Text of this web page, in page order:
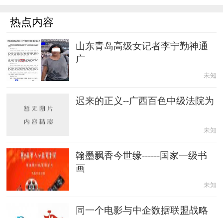
热点内容
山东青岛高级女记者李宁勤神通
广
未知
迟来的正义--广西百色中级法院为
未知
翰墨飘香今世缘------国家一级书
画
未知
同一个电影与中企数据联盟战略